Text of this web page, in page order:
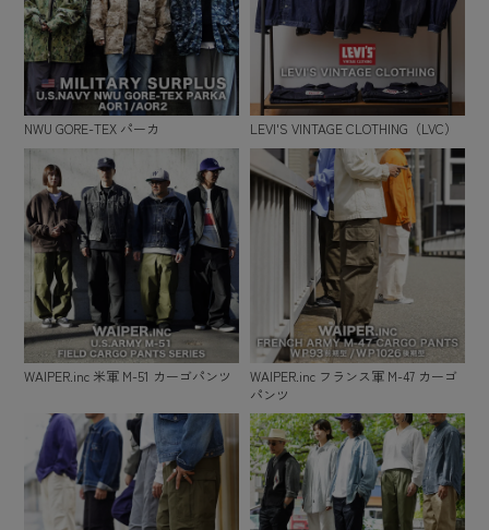
NWU GORE-TEX パーカ LEVI'S VINTAGE CLOTHING（LVC）
WAIPER.inc 米軍 M-51 カーゴパンツ
WAIPER.inc フランス軍 M-47 カーゴ
パンツ